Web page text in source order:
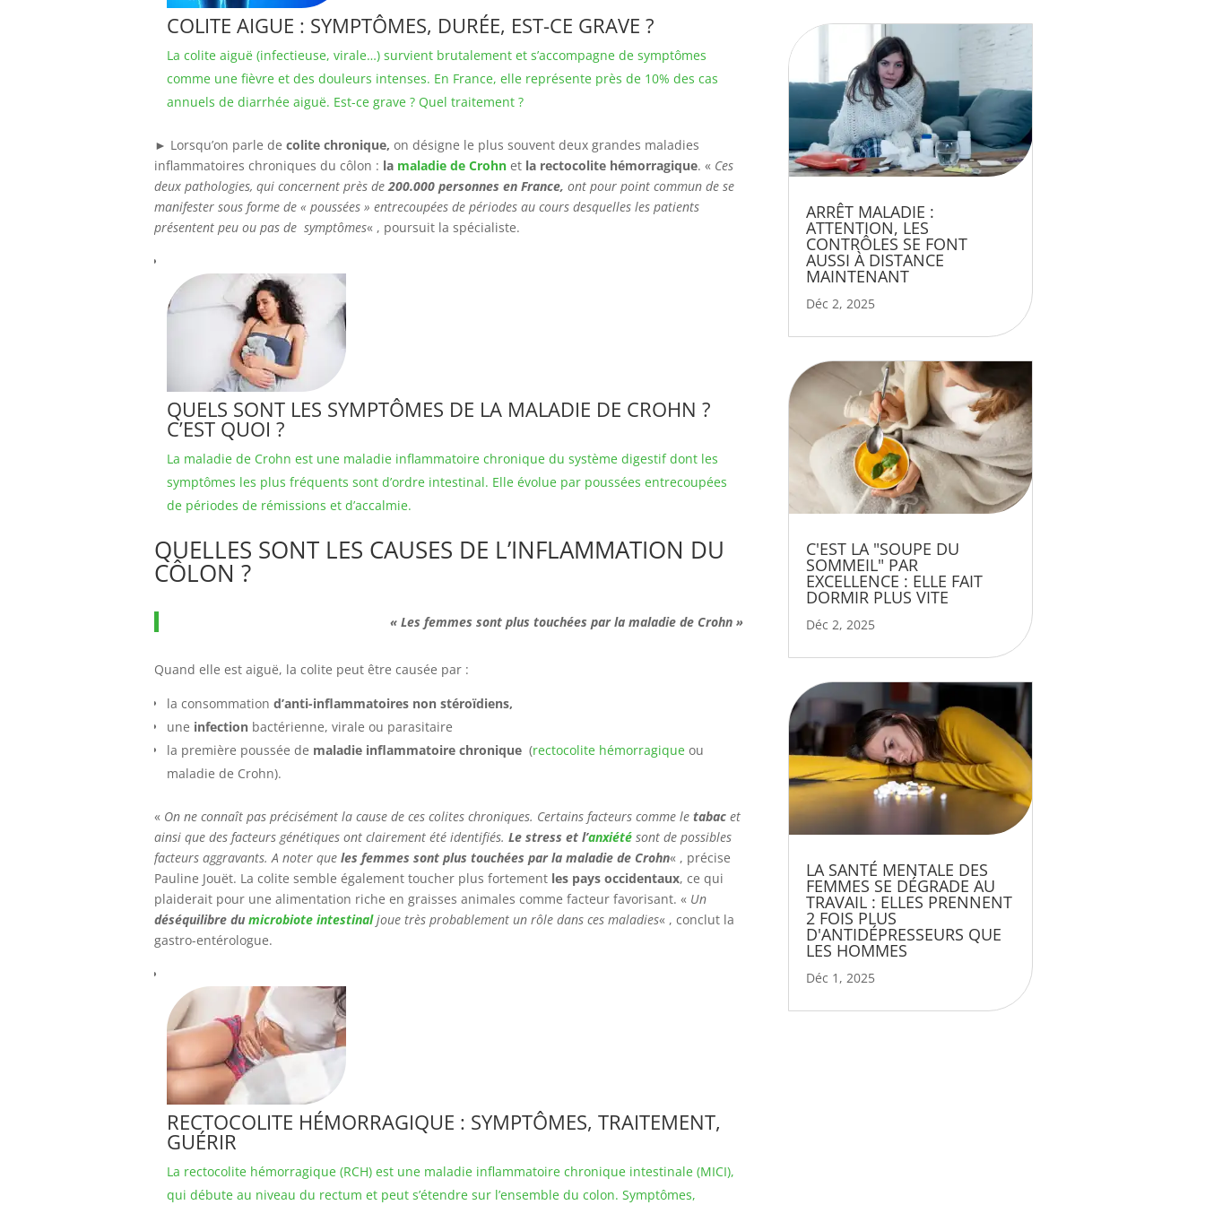
COLITE AIGUE : SYMPTÔMES, DURÉE, EST-CE GRAVE ?
La colite aiguë (infectieuse, virale…) survient brutalement et s’accompagne de symptômes
comme une fièvre et des douleurs intenses. En France, elle représente près de 10% des cas
annuels de diarrhée aiguë. Est-ce grave ? Quel traitement ?
► Lorsqu’on parle de colite chronique, on désigne le plus souvent deux grandes maladies
inflammatoires chroniques du côlon : la maladie de Crohn et la rectocolite hémorragique. « Ces
deux pathologies, qui concernent près de200.000 personnes en France, ont pour point commun de se
manifester sous forme de « poussées » entrecoupées de périodes au cours desquelles les patients
présentent peu ou pas de symptômes« , poursuit la spécialiste.
QUELS SONT LES SYMPTÔMES DE LA MALADIE DE CROHN ?
C’EST QUOI ?
La maladie de Crohn est une maladie inflammatoire chronique du système digestif dont les
symptômes les plus fréquents sont d’ordre intestinal. Elle évolue par poussées entrecoupées
de périodes de rémissions et d’accalmie.
QUELLES SONT LES CAUSES DE L’INFLAMMATION DU
CÔLON ?
« Les femmes sont plus touchées par la maladie de Crohn »
Quand elle est aiguë, la colite peut être causée par :
la consommation d’anti-inflammatoires non stéroïdiens,
une infection bactérienne, virale ou parasitaire
la première poussée de maladie inflammatoire chronique (rectocolite hémorragique ou
maladie de Crohn).
« On ne connaît pas précisément la cause de ces colites chroniques. Certains facteurs comme le tabac et
ainsi que des facteurs génétiques ont clairement été identifiés. Le stress et l’anxiété sont de possibles
facteurs aggravants. A noter que les femmes sont plus touchées par la maladie de Crohn« , précise
Pauline Jouët. La colite semble également toucher plus fortement les pays occidentaux, ce qui
plaiderait pour une alimentation riche en graisses animales comme facteur favorisant. « Un
déséquilibre du microbiote intestinaljoue très probablement un rôle dans ces maladies« , conclut la
gastro-entérologue.
RECTOCOLITE HÉMORRAGIQUE : SYMPTÔMES, TRAITEMENT,
GUÉRIR
La rectocolite hémorragique (RCH) est une maladie inflammatoire chronique intestinale (MICI),
qui débute au niveau du rectum et peut s’étendre sur l’ensemble du colon. Symptômes,
ARRÊT MALADIE :
ATTENTION, LES
CONTRÔLES SE FONT
AUSSI À DISTANCE
MAINTENANT
Déc 2, 2025
C'EST LA "SOUPE DU
SOMMEIL" PAR
EXCELLENCE : ELLE FAIT
DORMIR PLUS VITE
Déc 2, 2025
LA SANTÉ MENTALE DES
FEMMES SE DÉGRADE AU
TRAVAIL : ELLES PRENNENT
2 FOIS PLUS
D'ANTIDÉPRESSEURS QUE
LES HOMMES
Déc 1, 2025